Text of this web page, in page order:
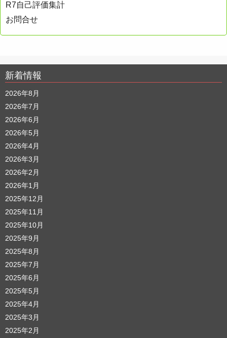
R7自己評価集計
お問合せ
新着情報
2026年8月
2026年7月
2026年6月
2026年5月
2026年4月
2026年3月
2026年2月
2026年1月
2025年12月
2025年11月
2025年10月
2025年9月
2025年8月
2025年7月
2025年6月
2025年5月
2025年4月
2025年3月
2025年2月